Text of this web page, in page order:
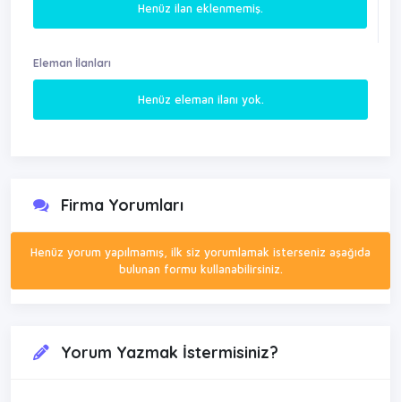
Henüz ilan eklenmemiş.
Eleman İlanları
Henüz eleman ilanı yok.
Firma Yorumları
Henüz yorum yapılmamış, ilk siz yorumlamak isterseniz aşağıda
bulunan formu kullanabilirsiniz.
Yorum Yazmak İstermisiniz?